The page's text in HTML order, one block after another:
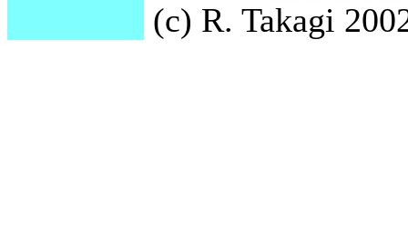
(c) R. Takagi